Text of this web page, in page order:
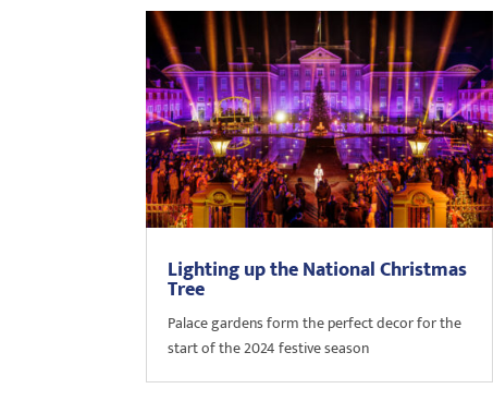
Lighting up the National Christmas
Tree
Palace gardens form the perfect decor for the
start of the 2024 festive season